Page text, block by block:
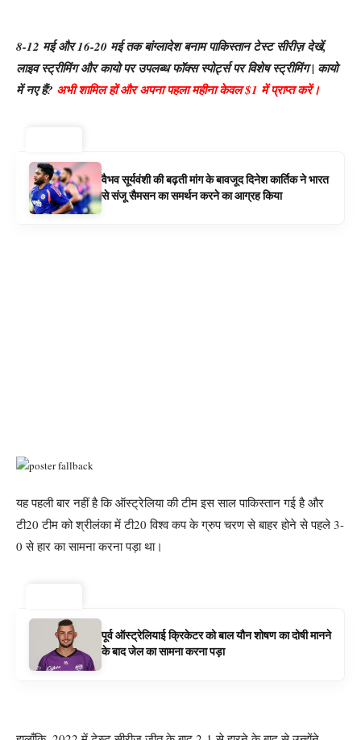
8-12 मई और 16-20 मई तक बांग्लादेश बनाम पाकिस्तान टेस्ट सीरीज़ देखें,
लाइव स्ट्रीमिंग और कायो पर उपलब्ध फॉक्स स्पोर्ट्स पर विशेष स्ट्रीमिंग | कायो
में नए हैं? अभी शामिल हों और अपना पहला महीना केवल $1 में प्राप्त करें।
वैभव सूर्यवंशी की बढ़ती मांग के बावजूद दिनेश कार्तिक ने भारत
से संजू सैमसन का समर्थन करने का आग्रह किया
यह पहली बार नहीं है कि ऑस्ट्रेलिया की टीम इस साल पाकिस्तान गई है और
टी20 टीम को श्रीलंका में टी20 विश्व कप के ग्रुप चरण से बाहर होने से पहले 3-
0 से हार का सामना करना पड़ा था।
पूर्व ऑस्ट्रेलियाई क्रिकेटर को बाल यौन शोषण का दोषी मानने
के बाद जेल का सामना करना पड़ा